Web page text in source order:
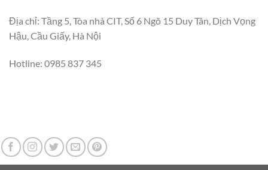
Địa chỉ: Tầng 5, Tòa nhà CIT, Số 6 Ngõ 15 Duy Tân, Dịch Vọng
Hậu, Cầu Giấy, Hà Nội
Hotline: 0985 837 345